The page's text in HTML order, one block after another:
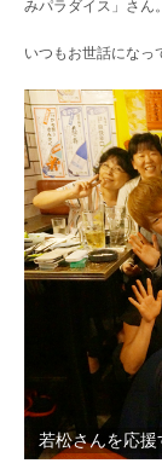
みパラダイス」さん。
いつもお世話になっ
若松さんを応